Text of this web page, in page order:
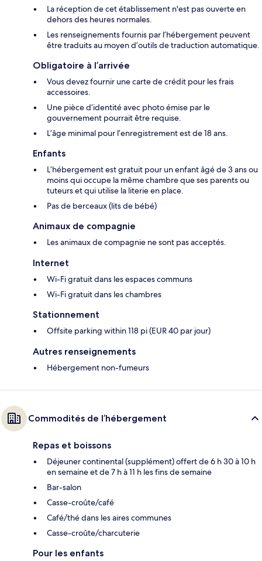
La réception de cet établissement n'est pas ouverte en
dehors des heures normales.
Les renseignements fournis par l’hébergement peuvent
être traduits au moyen d’outils de traduction automatique.
Obligatoire à l’arrivée
Vous devez fournir une carte de crédit pour les frais
accessoires.
Une pièce d’identité avec photo émise par le
gouvernement pourrait être requise.
L’âge minimal pour l’enregistrement est de 18 ans.
Enfants
L’hébergement est gratuit pour un enfant âgé de 3 ans ou
moins qui occupe la même chambre que ses parents ou
tuteurs et qui utilise la literie en place.
Pas de berceaux (lits de bébé)
Animaux de compagnie
Les animaux de compagnie ne sont pas acceptés.
Internet
Wi-Fi gratuit dans les espaces communs
Wi-Fi gratuit dans les chambres
Stationnement
Offsite parking within 118 pi (EUR 40 par jour)
Autres renseignements
Hébergement non-fumeurs
Commodités de l’hébergement
Repas et boissons
Déjeuner continental (supplément) offert de 6 h 30 à 10 h
en semaine et de 7 h à 11 h les fins de semaine
Bar-salon
Casse-croûte/café
Café/thé dans les aires communes
Casse-croûte/charcuterie
Pour les enfants